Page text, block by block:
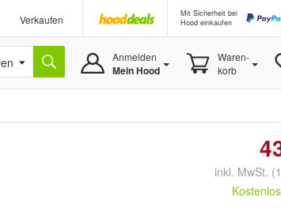
Verkaufen
Mit Sicherheit bei
Hood einkaufen
Anmelden
Mein Hood
Waren-
korb
inkl. MwSt.